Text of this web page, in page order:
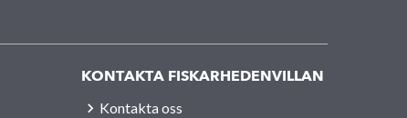
KONTAKTA FISKARHEDENVILLAN
Kontakta oss